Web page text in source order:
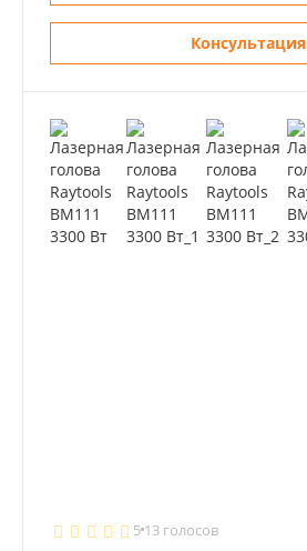
Консультация
5 13 голосов